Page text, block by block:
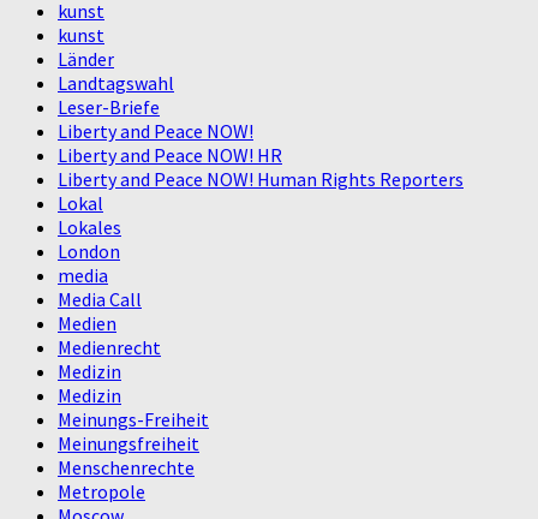
kunst
kunst
Länder
Landtagswahl
Leser-Briefe
Liberty and Peace NOW!
Liberty and Peace NOW! HR
Liberty and Peace NOW! Human Rights Reporters
Lokal
Lokales
London
media
Media Call
Medien
Medienrecht
Medizin
Medizin
Meinungs-Freiheit
Meinungsfreiheit
Menschenrechte
Metropole